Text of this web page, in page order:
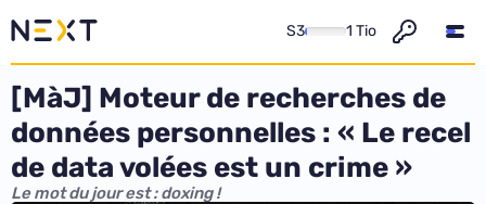
S3 1 Tio
[MàJ] Moteur de recherches de
données personnelles : « Le recel
de data volées est un crime »
Le mot du jour est : doxing !